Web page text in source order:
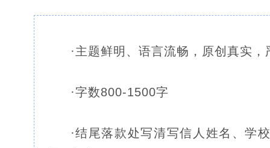
·主题鲜明、语言流畅，原创真实，
·字数800-1500字
·结尾落款处写清写信人姓名、学